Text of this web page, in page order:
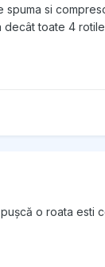
si
toate 4
o roata esti